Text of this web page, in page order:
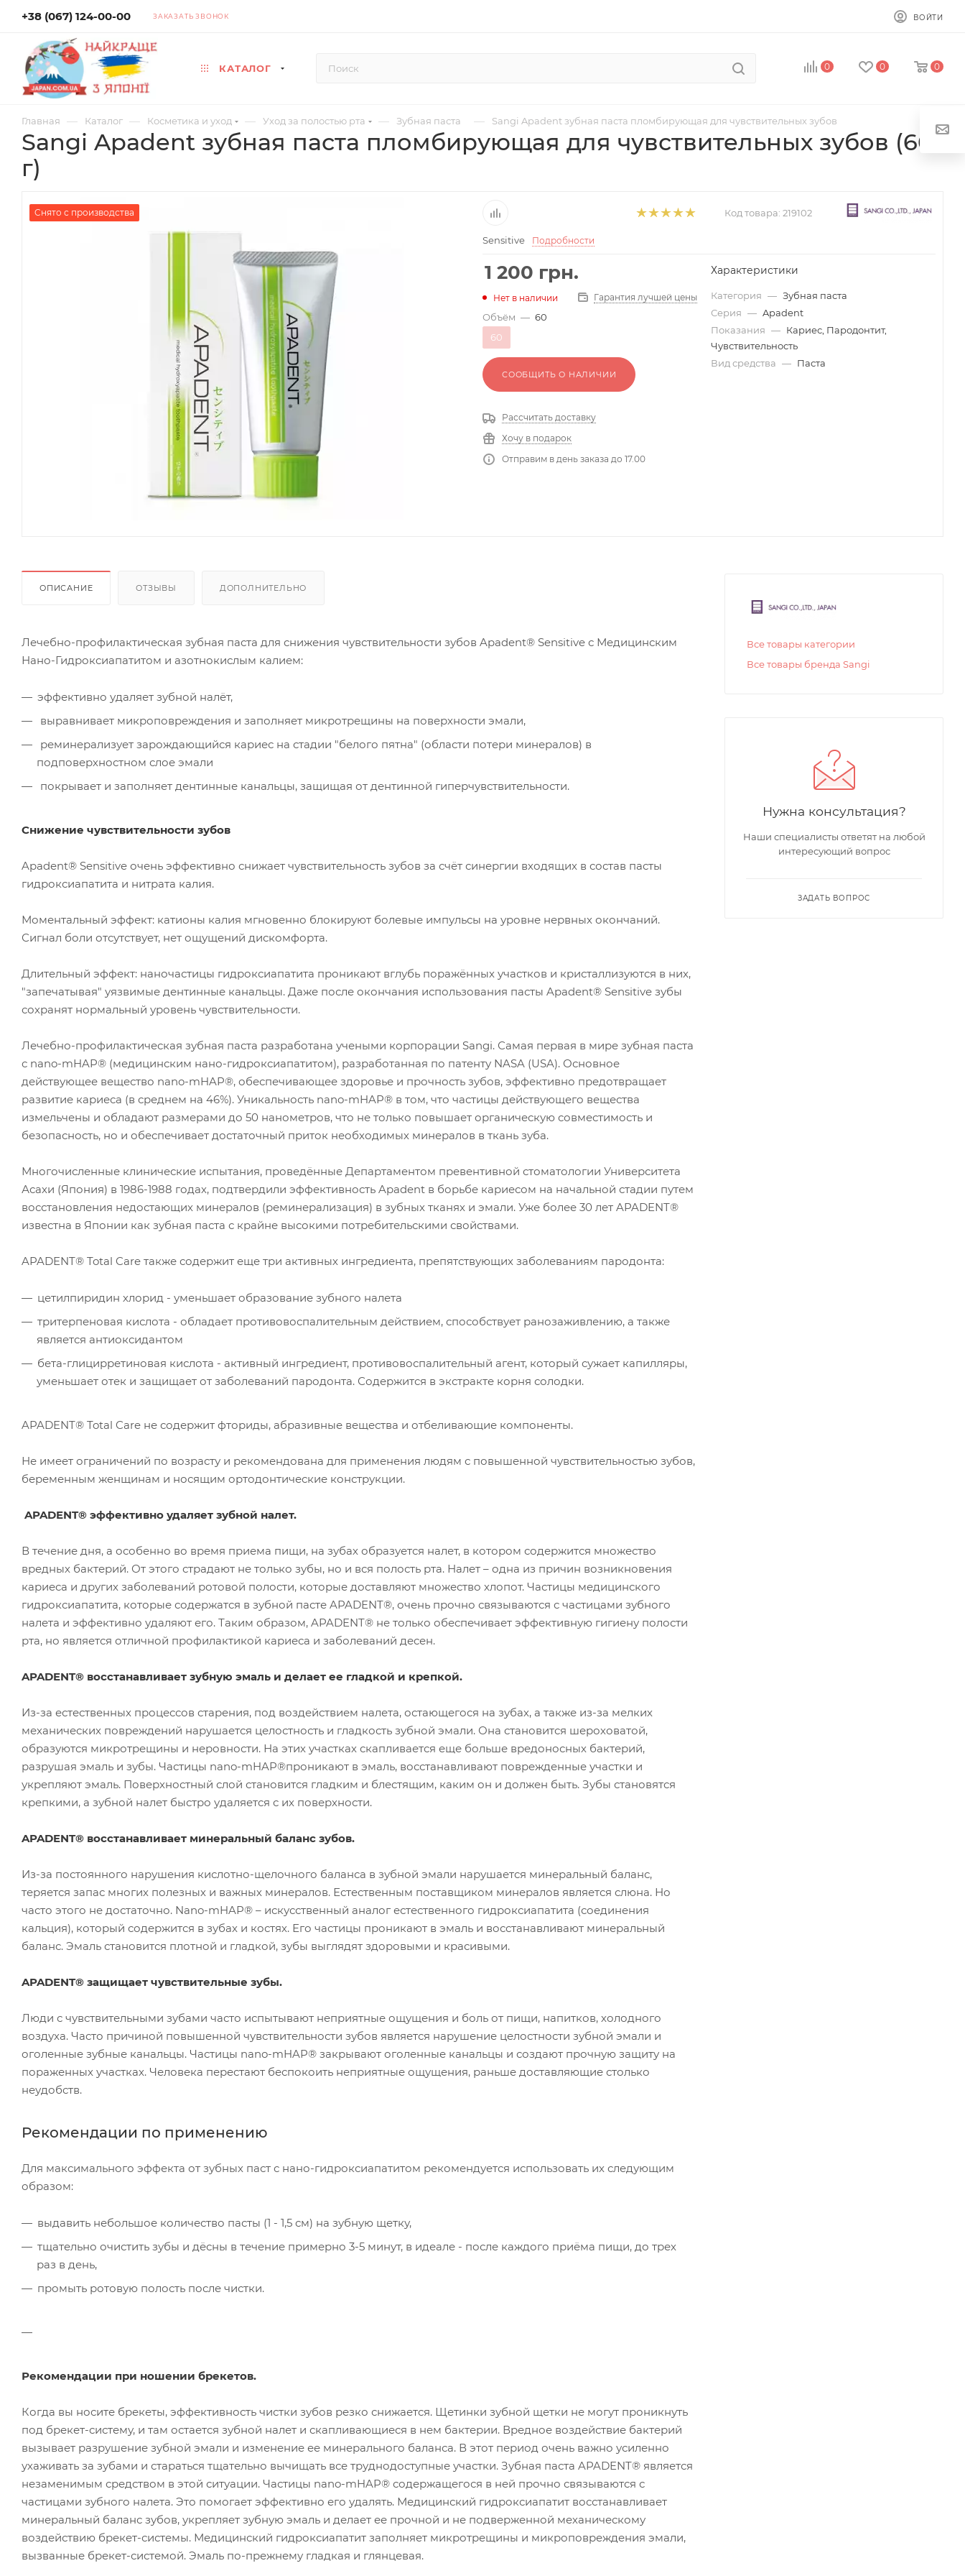
+38 (067) 124-00-00 ЗАКАЗАТЬ ЗВОНОК ВОЙТИ
КАТАЛОГ 0 0 0
Главная — Каталог — Косметика и уход — Уход за полостью рта — Зубная паста — Sangi Apadent зубная паста пломбирующая для чувствительных зубов
Sangi Apadent зубная паста пломбирующая для чувствительных зубов (60
г)
Cнято с производства Код товара: 219102
Sensitive Подробности
1 200 грн.
Нет в наличии Гарантия лучшей цены
Объём — 60
60
СООБЩИТЬ О НАЛИЧИИ
Рассчитать доставку
Хочу в подарок
Отправим в день заказа до 17.00
Характеристики
Категория — Зубная паста
Серия — Apadent
Показания — Кариес, Пародонтит,
Чувствительность
Вид средства — Паста
ОПИСАНИЕ ОТЗЫВЫ ДОПОЛНИТЕЛЬНО
Лечебно-профилактическая зубная паста для снижения чувствительности зубов Apadent® Sensitive с Медицинским
Нано-Гидроксиапатитом и азотнокислым калием:
эффективно удаляет зубной налёт,
выравнивает микроповреждения и заполняет микротрещины на поверхности эмали,
реминерализует зарождающийся кариес на стадии "белого пятна" (области потери минералов) в
подповерхностном слое эмали
покрывает и заполняет дентинные канальцы, защищая от дентинной гиперчувствительности.
Снижение чувствительности зубов
Apadent® Sensitive очень эффективно снижает чувствительность зубов за счёт синергии входящих в состав пасты
гидроксиапатита и нитрата калия.
Моментальный эффект: катионы калия мгновенно блокируют болевые импульсы на уровне нервных окончаний.
Сигнал боли отсутствует, нет ощущений дискомфорта.
Длительный эффект: наночастицы гидроксиапатита проникают вглубь поражённых участков и кристаллизуются в них,
"запечатывая" уязвимые дентинные канальцы. Даже после окончания использования пасты Apadent® Sensitive зубы
сохранят нормальный уровень чувствительности.
Лечебно-профилактическая зубная паста разработана учеными корпорации Sangi. Самая первая в мире зубная паста
с nano-mHAP® (медицинским нано-гидроксиапатитом), разработанная по патенту NASA (USA). Основное
действующее вещество nano-mHAP®, обеспечивающее здоровье и прочность зубов, эффективно предотвращает
развитие кариеса (в среднем на 46%). Уникальность nano-mHAP® в том, что частицы действующего вещества
измельчены и обладают размерами до 50 нанометров, что не только повышает органическую совместимость и
безопасность, но и обеспечивает достаточный приток необходимых минералов в ткань зуба.
Многочисленные клинические испытания, проведённые Департаментом превентивной стоматологии Университета
Асахи (Япония) в 1986-1988 годах, подтвердили эффективность Apadent в борьбе кариесом на начальной стадии путем
восстановления недостающих минералов (реминерализация) в зубных тканях и эмали. Уже более 30 лет APADENT®
известна в Японии как зубная паста с крайне высокими потребительскими свойствами.
APADENT® Total Care также содержит еще три активных ингредиента, препятствующих заболеваниям пародонта:
цетилпиридин хлорид - уменьшает образование зубного налета
тритерпеновая кислота - обладает противовоспалительным действием, способствует ранозаживлению, а также
является антиоксидантом
бета-глицирретиновая кислота - активный ингредиент, противовоспалительный агент, который сужает капилляры,
уменьшает отек и защищает от заболеваний пародонта. Содержится в экстракте корня солодки.
APADENT® Total Care не содержит фториды, абразивные вещества и отбеливающие компоненты.
Не имеет ограничений по возрасту и рекомендована для применения людям с повышенной чувствительностью зубов,
беременным женщинам и носящим ортодонтические конструкции.
APADENT® эффективно удаляет зубной налет.
В течение дня, а особенно во время приема пищи, на зубах образуется налет, в котором содержится множество
вредных бактерий. От этого страдают не только зубы, но и вся полость рта. Налет – одна из причин возникновения
кариеса и других заболеваний ротовой полости, которые доставляют множество хлопот. Частицы медицинского
гидроксиапатита, которые содержатся в зубной пасте APADENT®, очень прочно связываются с частицами зубного
налета и эффективно удаляют его. Таким образом, APADENT® не только обеспечивает эффективную гигиену полости
рта, но является отличной профилактикой кариеса и заболеваний десен.
APADENT® восстанавливает зубную эмаль и делает ее гладкой и крепкой.
Из-за естественных процессов старения, под воздействием налета, остающегося на зубах, а также из-за мелких
механических повреждений нарушается целостность и гладкость зубной эмали. Она становится шероховатой,
образуются микротрещины и неровности. На этих участках скапливается еще больше вредоносных бактерий,
разрушая эмаль и зубы. Частицы nano-mHAP®проникают в эмаль, восстанавливают поврежденные участки и
укрепляют эмаль. Поверхностный слой становится гладким и блестящим, каким он и должен быть. Зубы становятся
крепкими, а зубной налет быстро удаляется с их поверхности.
APADENT® восстанавливает минеральный баланс зубов.
Из-за постоянного нарушения кислотно-щелочного баланса в зубной эмали нарушается минеральный баланс,
теряется запас многих полезных и важных минералов. Естественным поставщиком минералов является слюна. Но
часто этого не достаточно. Nano-mHAP® – искусственный аналог естественного гидроксиапатита (соединения
кальция), который содержится в зубах и костях. Его частицы проникают в эмаль и восстанавливают минеральный
баланс. Эмаль становится плотной и гладкой, зубы выглядят здоровыми и красивыми.
APADENT® защищает чувствительные зубы.
Люди с чувствительными зубами часто испытывают неприятные ощущения и боль от пищи, напитков, холодного
воздуха. Часто причиной повышенной чувствительности зубов является нарушение целостности зубной эмали и
оголенные зубные канальцы. Частицы nano-mHAP® закрывают оголенные канальцы и создают прочную защиту на
пораженных участках. Человека перестают беспокоить неприятные ощущения, раньше доставляющие столько
неудобств.
Рекомендации по применению
Для максимального эффекта от зубных паст с нано-гидроксиапатитом рекомендуется использовать их следующим
образом:
выдавить небольшое количество пасты (1 - 1,5 см) на зубную щетку,
тщательно очистить зубы и дёсны в течение примерно 3-5 минут, в идеале - после каждого приёма пищи, до трех
раз в день,
промыть ротовую полость после чистки.
Рекомендации при ношении брекетов.
Когда вы носите брекеты, эффективность чистки зубов резко снижается. Щетинки зубной щетки не могут проникнуть
под брекет-систему, и там остается зубной налет и скапливающиеся в нем бактерии. Вредное воздействие бактерий
вызывает разрушение зубной эмали и изменение ее минерального баланса. В этот период очень важно усиленно
ухаживать за зубами и стараться тщательно вычищать все труднодоступные участки. Зубная паста APADENT® является
незаменимым средством в этой ситуации. Частицы nano-mHAP® содержащегося в ней прочно связываются с
частицами зубного налета. Это помогает эффективно его удалять. Медицинский гидроксиапатит восстанавливает
минеральный баланс зубов, укрепляет зубную эмаль и делает ее прочной и не подверженной механическому
воздействию брекет-системы. Медицинский гидроксиапатит заполняет микротрещины и микроповреждения эмали,
вызванные брекет-системой. Эмаль по-прежнему гладкая и глянцевая.
Все товары категории
Все товары бренда Sangi
Нужна консультация?
Наши специалисты ответят на любой
интересующий вопрос
ЗАДАТЬ ВОПРОС